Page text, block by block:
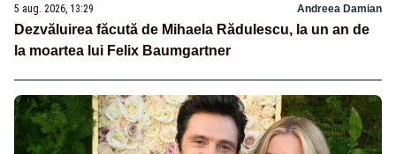
5 aug. 2026, 13:29 Andreea Damian
Dezvăluirea făcută de Mihaela Rădulescu, la un an de
la moartea lui Felix Baumgartner